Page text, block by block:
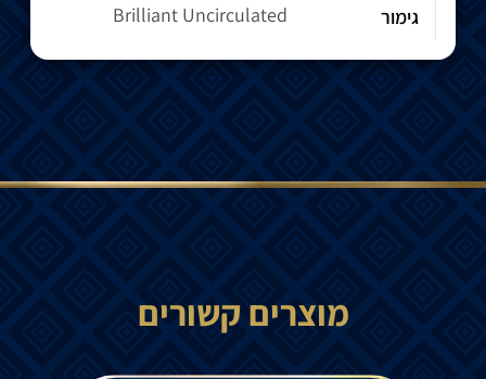
גימור
Brilliant Uncirculated
מוצרים קשורים